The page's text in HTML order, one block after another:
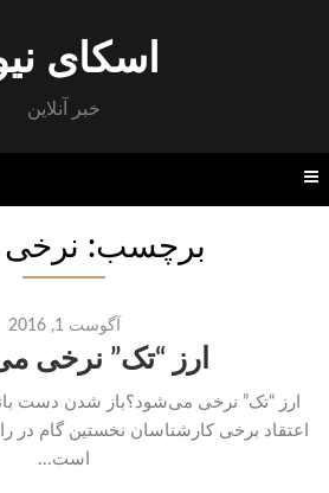
اسکای
خبر آنلاین
برچسب: نرخی
آگوست 1, 2016
ارز “تک” نرخی
ارز “تک” نرخی می‌شود؟باز شدن دست بانک
اعتقاد برخی کارشناسان نخستین گام در
است...